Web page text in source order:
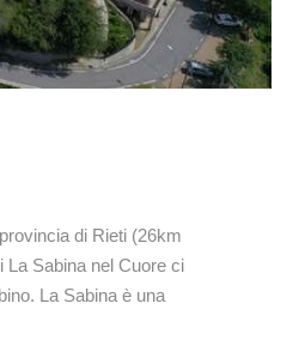
di Rieti (26km
La Sabina nel Cuore ci
La Sabina è una